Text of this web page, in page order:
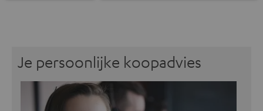
Je persoonlijke koopadvies